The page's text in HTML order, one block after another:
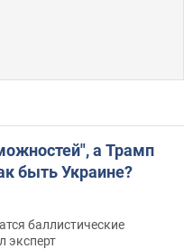
а Трамп
быть Украине?
баллистические
эксперт